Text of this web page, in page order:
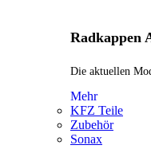
Radkappen
Die aktuellen
Mehr
KFZ Teile
Zubehör
Sonax